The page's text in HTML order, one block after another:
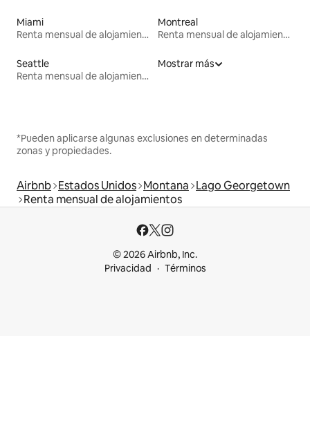
Miami
Renta mensual de alojamientos
Montreal
Renta mensual de alojamientos
Seattle
Renta mensual de alojamientos
Mostrar más
*Pueden aplicarse algunas exclusiones en determinadas
zonas y propiedades.
Airbnb Estados Unidos Montana Lago Georgetown
Renta mensual de alojamientos
© 2026 Airbnb, Inc.
Privacidad
Términos